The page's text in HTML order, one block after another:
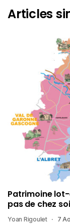
Articles
Patrimoine
pas de chez soi
Yoan Rigoulet 7